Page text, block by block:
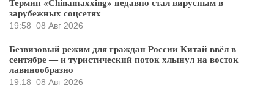
Термин «Chinamaxxing» недавно стал вирусным в
зарубежных соцсетях
19:58 08 Авг 2026
Безвизовый режим для граждан России Китай ввёл в
сентябре — и туристический поток хлынул на восток
лавинообразно
19:18 08 Авг 2026